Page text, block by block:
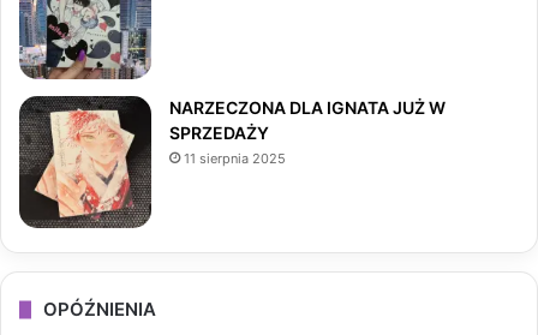
NARZECZONA DLA IGNATA JUŻ W
SPRZEDAŻY
11 sierpnia 2025
OPÓŹNIENIA